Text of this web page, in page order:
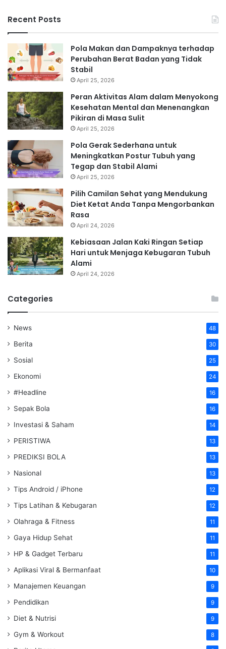
Recent Posts
Pola Makan dan Dampaknya terhadap
Perubahan Berat Badan yang Tidak
Stabil
April 25, 2026
Peran Aktivitas Alam dalam Menyokong
Kesehatan Mental dan Menenangkan
Pikiran di Masa Sulit
April 25, 2026
Pola Gerak Sederhana untuk
Meningkatkan Postur Tubuh yang
Tegap dan Stabil Alami
April 25, 2026
Pilih Camilan Sehat yang Mendukung
Diet Ketat Anda Tanpa Mengorbankan
Rasa
April 24, 2026
Kebiasaan Jalan Kaki Ringan Setiap
Hari untuk Menjaga Kebugaran Tubuh
Alami
April 24, 2026
Categories
News 48
Berita 30
Sosial 25
Ekonomi 24
#Headline 16
Sepak Bola 16
Investasi & Saham 14
PERISTIWA 13
PREDIKSI BOLA 13
Nasional 13
Tips Android / iPhone 12
Tips Latihan & Kebugaran 12
Olahraga & Fitness 11
Gaya Hidup Sehat 11
HP & Gadget Terbaru 11
Aplikasi Viral & Bermanfaat 10
Manajemen Keuangan 9
Pendidikan 9
Diet & Nutrisi 9
Gym & Workout 8